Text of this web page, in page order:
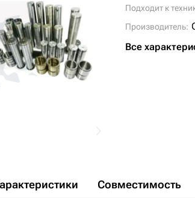
Подходит к
Производитель:
Все
Совместимость